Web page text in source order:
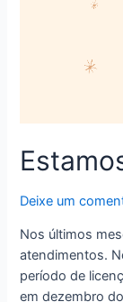
Deixe um
Nos últimos
atendimentos.
período de
em dezembro